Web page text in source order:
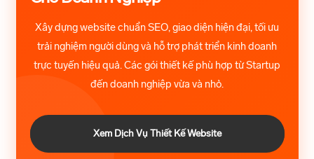
Xây dựng website chuẩn SEO, giao diện hiện đại, tối ưu
trải nghiệm người dùng và hỗ trợ phát triển kinh doanh
trực tuyến hiệu quả. Các gói thiết kế phù hợp từ Startup
đến doanh nghiệp vừa và nhỏ.
Xem Dịch Vụ Thiết Kế Website